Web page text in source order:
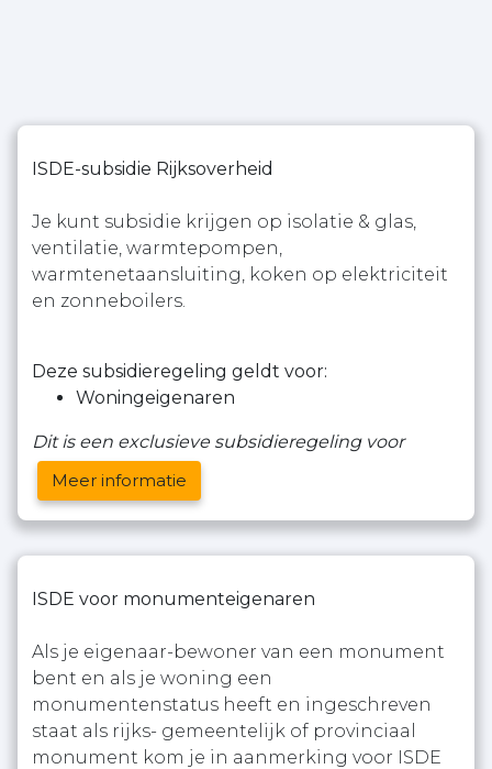
ISDE-subsidie Rijksoverheid
Je kunt subsidie krijgen op isolatie & glas,
ventilatie, warmtepompen,
warmtenetaansluiting, koken op elektriciteit
en zonneboilers.
Deze subsidieregeling geldt voor:
Woningeigenaren
Dit is een exclusieve subsidieregeling voor
Meer informatie
ISDE voor monumenteigenaren
Als je eigenaar-bewoner van een monument
bent en als je woning een
monumentenstatus heeft en ingeschreven
staat als rijks- gemeentelijk of provinciaal
monument kom je in aanmerking voor ISDE